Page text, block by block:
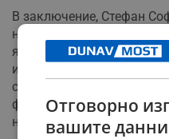
В заключение, Стефан
настоящата ситуация в
ясни решения, които да
икономическо развитие.
спрат с
фокусират върху
необходими за
Отговорно
вашите данни